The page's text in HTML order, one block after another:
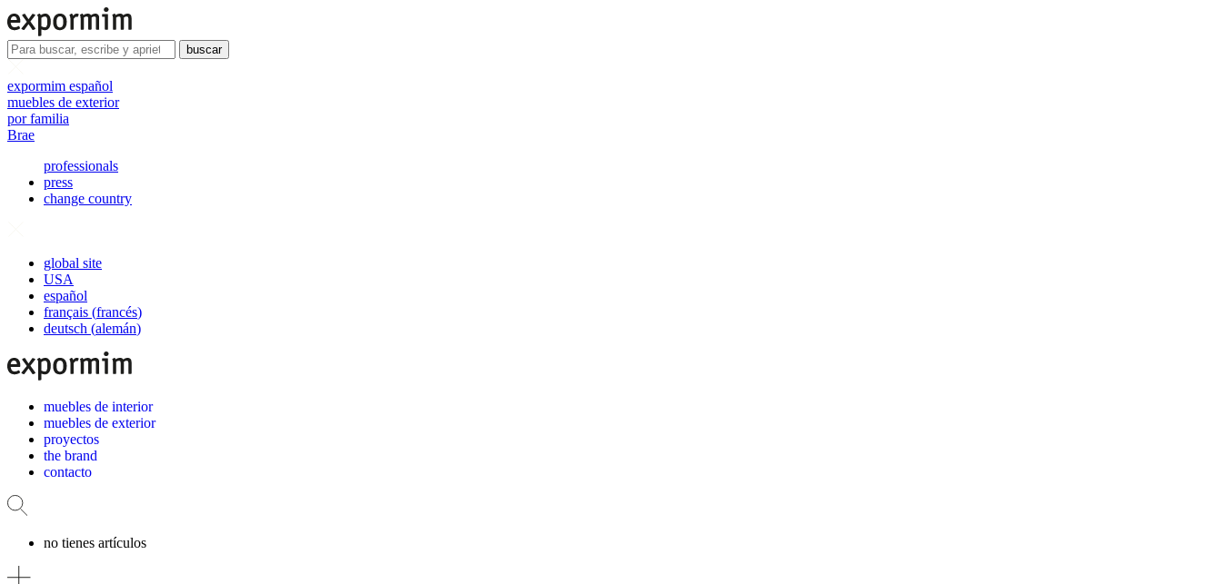
buscar
expormim español
muebles de exterior
por familia
Brae
professionals
press
change country
global site
USA
español
français (francés)
deutsch (alemán)
muebles de interior
muebles de exterior
proyectos
the brand
contacto
no tienes artículos